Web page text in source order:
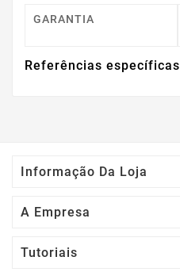
GARANTIA
Referências específicas
Informação Da Loja
A Empresa
Tutoriais